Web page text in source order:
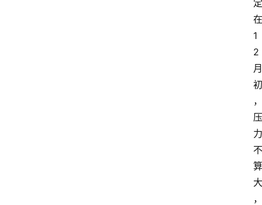
定
在
1
2
月
初
，
压
力
不
算
大
，